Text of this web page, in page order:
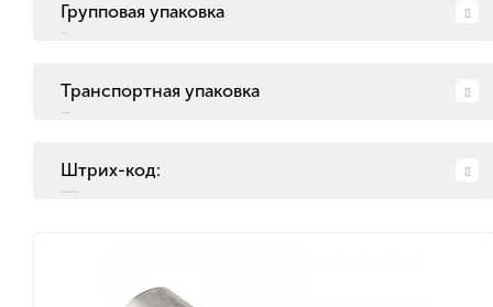
Групповая упаковка
Транспортная упаковка
Штрих-код: